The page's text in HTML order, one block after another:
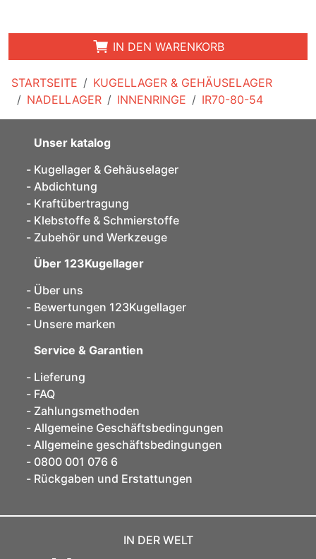
STARTSEITE
KUGELLAGER & GEHÄUSELAGER
NADELLAGER
INNENRINGE IR70-80-54
IN DEN WARENKORB
Unser katalog
Kugellager & Gehäuselager
Abdichtung
Kraftübertragung
Klebstoffe & Schmierstoffe
Zubehör und Werkzeuge
Über 123Kugellager
Über uns
Bewertungen 123Kugellager
Unsere marken
Service & Garantien
Lieferung
FAQ
Zahlungsmethoden
Allgemeine Geschäftsbedingungen
Allgemeine geschäftsbedingungen
0800 001 076 6
Rückgaben und Erstattungen
IN DER WELT